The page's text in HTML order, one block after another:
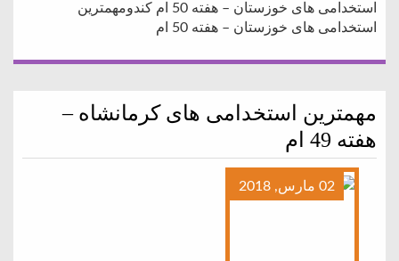
استخدامی های خوزستان – هفته 50 ام کندومهمترین
استخدامی های خوزستان – هفته 50 ام
مهمترین استخدامی های کرمانشاه –
هفته 49 ام
02 مارس, 2018